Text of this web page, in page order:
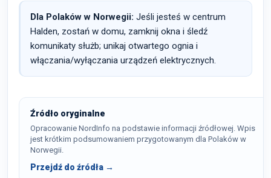
Dla Polaków w Norwegii: Jeśli jesteś w centrum
Halden, zostań w domu, zamknij okna i śledź
komunikaty służb; unikaj otwartego ognia i
włączania/wyłączania urządzeń elektrycznych.
Źródło oryginalne
Opracowanie NordInfo na podstawie informacji źródłowej. Wpis
jest krótkim podsumowaniem przygotowanym dla Polaków w
Norwegii.
Przejdź do źródła →